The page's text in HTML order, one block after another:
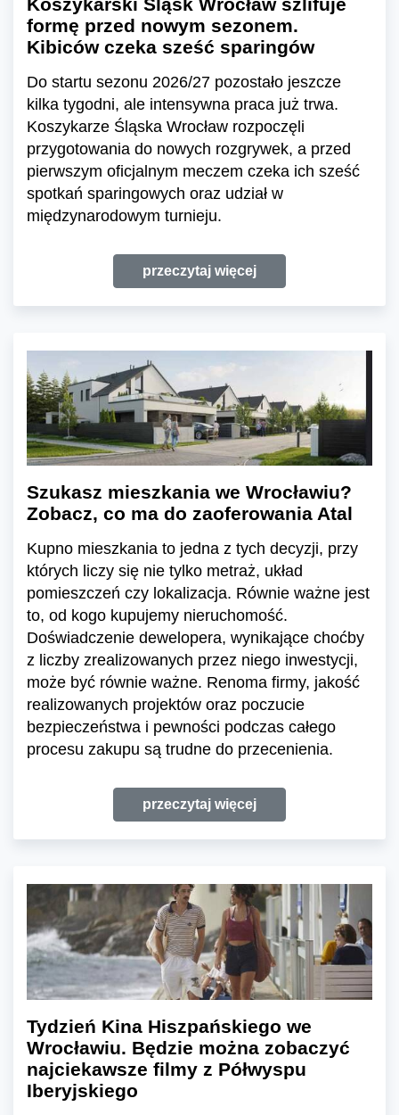
formę przed nowym sezonem.
Kibiców czeka sześć sparingów
Do startu sezonu 2026/27 pozostało jeszcze
kilka tygodni, ale intensywna praca już trwa.
Koszykarze Śląska Wrocław rozpoczęli
przygotowania do nowych rozgrywek, a przed
pierwszym oficjalnym meczem czeka ich sześć
spotkań sparingowych oraz udział w
międzynarodowym turnieju.
przeczytaj więcej
Szukasz mieszkania we Wrocławiu?
Zobacz, co ma do zaoferowania Atal
Kupno mieszkania to jedna z tych decyzji, przy
których liczy się nie tylko metraż, układ
pomieszczeń czy lokalizacja. Równie ważne jest
to, od kogo kupujemy nieruchomość.
Doświadczenie dewelopera, wynikające choćby
z liczby zrealizowanych przez niego inwestycji,
może być równie ważne. Renoma firmy, jakość
realizowanych projektów oraz poczucie
bezpieczeństwa i pewności podczas całego
procesu zakupu są trudne do przecenienia.
przeczytaj więcej
Tydzień Kina Hiszpańskiego we
Wrocławiu. Będzie można zobaczyć
najciekawsze filmy z Półwyspu
Iberyjskiego